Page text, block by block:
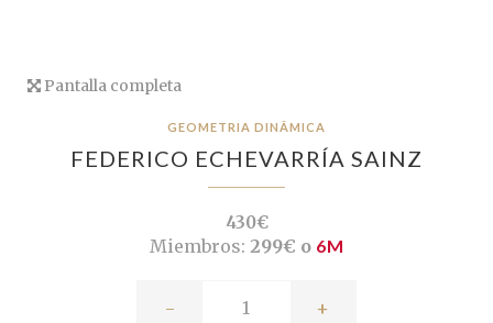
Pantalla completa
GEOMETRIA DINÂMICA
FEDERICO ECHEVARRÍA SAINZ
430€
Miembros: 299€ o 6M
- +